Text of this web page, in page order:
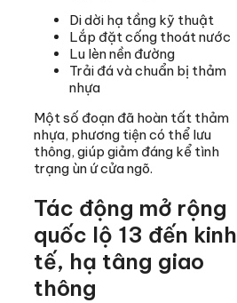
Di dời hạ tầng kỹ thuật
Lắp đặt cống thoát nước
Lu lèn nền đường
Trải đá và chuẩn bị thảm
nhựa
Một số đoạn đã hoàn tất thảm
nhựa, phương tiện có thể lưu
thông, giúp giảm đáng kể tình
trạng ùn ứ cửa ngõ.
Tác động mở rộng
quốc lộ 13 đến kinh
tế, hạ tâng giao
thông